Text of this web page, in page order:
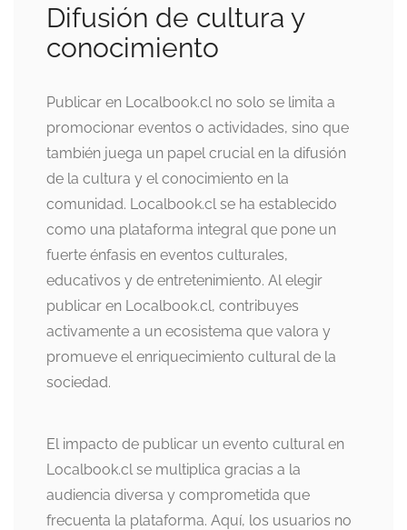
Difusión de cultura y
conocimiento
Publicar en Localbook.cl no solo se limita a
promocionar eventos o actividades, sino que
también juega un papel crucial en la difusión
de la cultura y el conocimiento en la
comunidad. Localbook.cl se ha establecido
como una plataforma integral que pone un
fuerte énfasis en eventos culturales,
educativos y de entretenimiento. Al elegir
publicar en Localbook.cl, contribuyes
activamente a un ecosistema que valora y
promueve el enriquecimiento cultural de la
sociedad.
El impacto de publicar un evento cultural en
Localbook.cl se multiplica gracias a la
audiencia diversa y comprometida que
frecuenta la plataforma. Aquí, los usuarios no